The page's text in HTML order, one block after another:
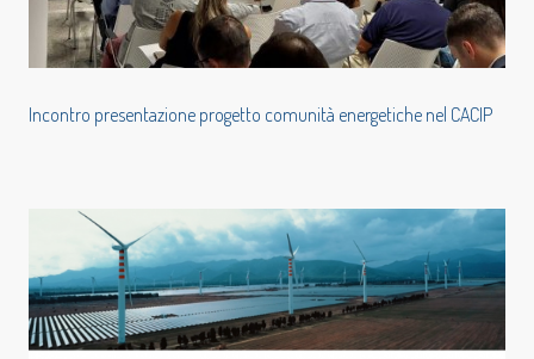
Incontro presentazione progetto comunità energetiche nel CACIP